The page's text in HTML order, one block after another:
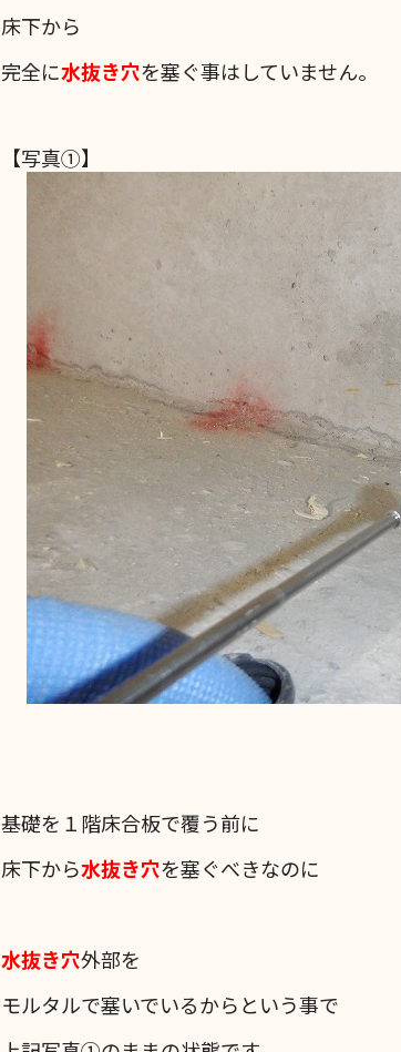
床下から
完全に水抜き穴を塞ぐ事はしていません。
【写真①】
基礎を１階床合板で覆う前に
床下から水抜き穴を塞ぐべきなのに
水抜き穴外部を
モルタルで塞いでいるからという事で